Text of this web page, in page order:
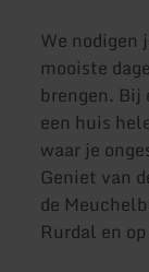
We nodigen
mooiste
brengen. Bij
een huis
waar je
Geniet van
de
Rurdal en